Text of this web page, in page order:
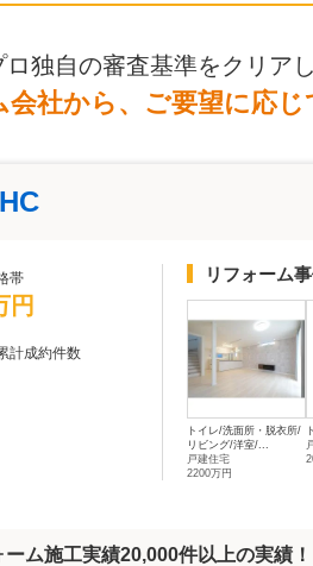
ロ独自の審査基準をクリア
社から、ご要望に応
帯
円
計成約件数
リフォーム事
トイレ/洗面所・脱衣所/
リビング/洋室/...
戸建住宅
2200万円
ム施工実績20,000件以上の実績！